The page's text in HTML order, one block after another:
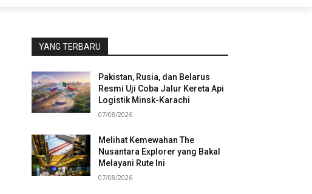
YANG TERBARU
Pakistan, Rusia, dan Belarus
Resmi Uji Coba Jalur Kereta Api
Logistik Minsk-Karachi
07/08/2026
Melihat Kemewahan The
Nusantara Explorer yang Bakal
Melayani Rute Ini
07/08/2026